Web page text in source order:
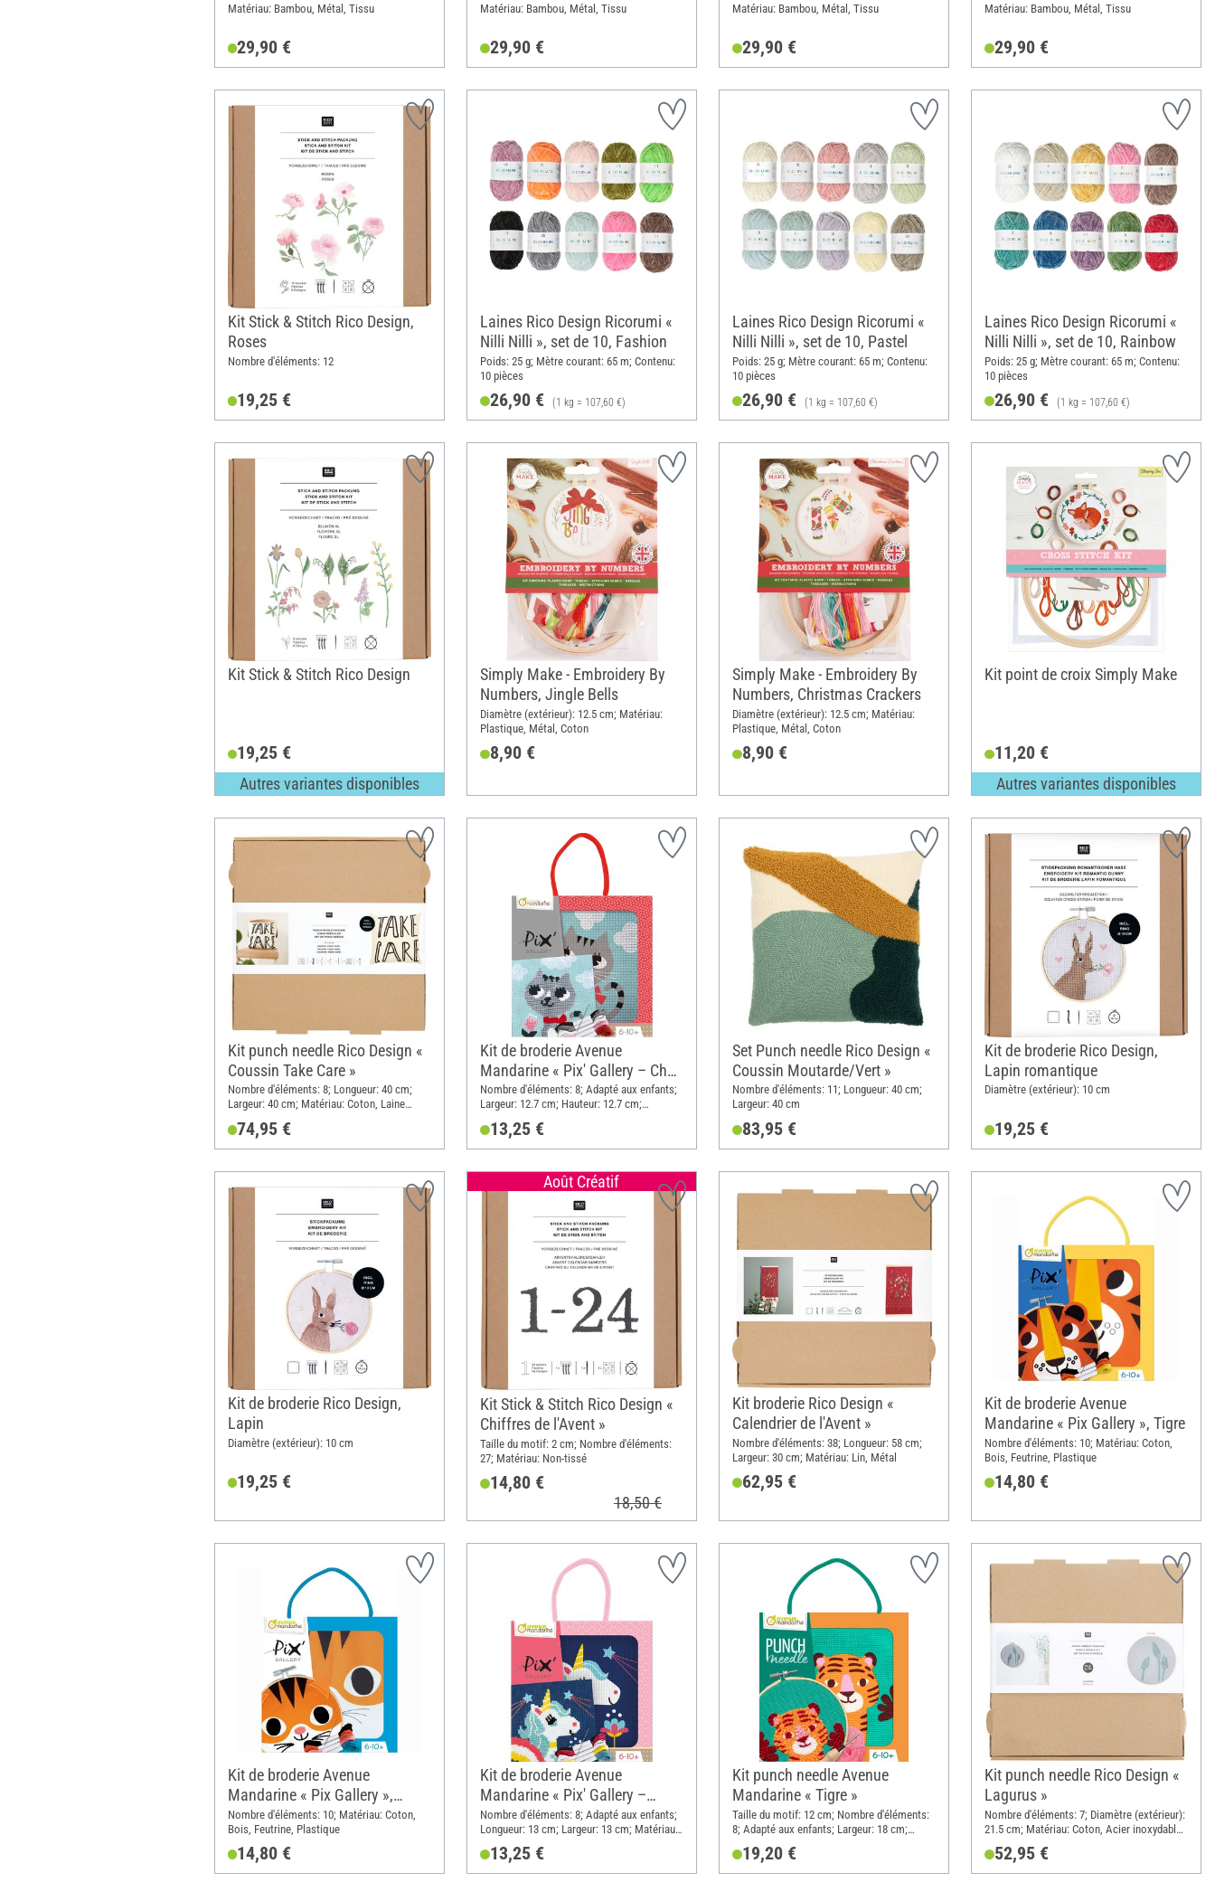
Matériau: Bambou, Métal, Tissu
29,90 €
Matériau: Bambou, Métal, Tissu
29,90 €
Matériau: Bambou, Métal, Tissu
29,90 €
Matériau: Bambou, Métal, Tissu
29,90 €
Kit Stick & Stitch Rico Design,
Roses
Nombre d'éléments: 12
19,25 €
Laines Rico Design Ricorumi «
Nilli Nilli », set de 10, Fashion
Poids: 25 g; Mètre courant: 65 m; Contenu:
10 pièces
26,90 € (1 kg = 107,60 €)
Laines Rico Design Ricorumi «
Nilli Nilli », set de 10, Pastel
Poids: 25 g; Mètre courant: 65 m; Contenu:
10 pièces
26,90 € (1 kg = 107,60 €)
Laines Rico Design Ricorumi «
Nilli Nilli », set de 10, Rainbow
Poids: 25 g; Mètre courant: 65 m; Contenu:
10 pièces
26,90 € (1 kg = 107,60 €)
Kit Stick & Stitch Rico Design
19,25 €
Autres variantes disponibles
Simply Make - Embroidery By
Numbers, Jingle Bells
Diamètre (extérieur): 12.5 cm; Matériau:
Plastique, Métal, Coton
8,90 €
Simply Make - Embroidery By
Numbers, Christmas Crackers
Diamètre (extérieur): 12.5 cm; Matériau:
Plastique, Métal, Coton
8,90 €
Kit point de croix Simply Make
11,20 €
Autres variantes disponibles
Kit punch needle Rico Design «
Coussin Take Care »
Nombre d'éléments: 8; Longueur: 40 cm;
Largeur: 40 cm; Matériau: Coton, Laine
inoxydable, Cuivre, Polyéthylène (PE), Acier
74,95 €
Kit de broderie Avenue
Mandarine « Pix' Gallery – Chat
»
Nombre d'éléments: 8; Adapté aux enfants;
Largeur: 12.7 cm; Hauteur: 12.7 cm;
13,25 €
Set Punch needle Rico Design «
Coussin Moutarde/Vert »
Nombre d'éléments: 11; Longueur: 40 cm;
Largeur: 40 cm
83,95 €
Kit de broderie Rico Design,
Lapin romantique
Diamètre (extérieur): 10 cm
19,25 €
Kit de broderie Rico Design,
Lapin
Diamètre (extérieur): 10 cm
19,25 €
Août Créatif
Kit Stick & Stitch Rico Design «
Chiffres de l'Avent »
Taille du motif: 2 cm; Nombre d'éléments:
27; Matériau: Non-tissé
14,80 €
18,50 €
Kit broderie Rico Design «
Calendrier de l'Avent »
Nombre d'éléments: 38; Longueur: 58 cm;
Largeur: 30 cm; Matériau: Lin, Métal
62,95 €
Kit de broderie Avenue
Mandarine « Pix Gallery », Tigre
Nombre d'éléments: 10; Matériau: Coton,
Bois, Feutrine, Plastique
14,80 €
Kit de broderie Avenue
Mandarine « Pix Gallery »,
Chaton
Nombre d'éléments: 10; Matériau: Coton,
Bois, Feutrine, Plastique
14,80 €
Kit de broderie Avenue
Mandarine « Pix' Gallery –
Licorne »
Nombre d'éléments: 8; Adapté aux enfants;
Longueur: 13 cm; Largeur: 13 cm; Matériau:
13,25 €
Kit punch needle Avenue
Mandarine « Tigre »
Taille du motif: 12 cm; Nombre d'éléments:
8; Adapté aux enfants; Largeur: 18 cm;
Métal, Laine
19,20 €
Kit punch needle Rico Design «
Lagurus »
Nombre d'éléments: 7; Diamètre (extérieur):
21.5 cm; Matériau: Coton, Acier inoxydable,
52,95 €